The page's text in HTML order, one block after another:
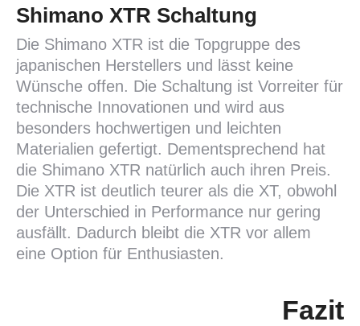
Shimano XTR Schaltung
Die Shimano XTR ist die Topgruppe des
japanischen Herstellers und lässt keine
Wünsche offen. Die Schaltung ist Vorreiter für
technische Innovationen und wird aus
besonders hochwertigen und leichten
Materialien gefertigt. Dementsprechend hat
die Shimano XTR natürlich auch ihren Preis.
Die XTR ist deutlich teurer als die XT, obwohl
der Unterschied in Performance nur gering
ausfällt. Dadurch bleibt die XTR vor allem
eine Option für Enthusiasten.
Fazit